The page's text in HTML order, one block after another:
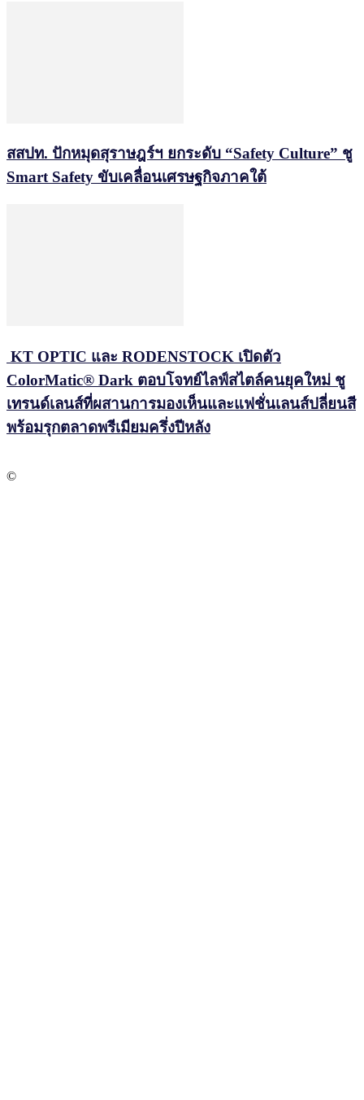
สสปท. ปักหมุดสุราษฎร์ฯ ยกระดับ “Safety Culture” ชู
Smart Safety ขับเคลื่อนเศรษฐกิจภาคใต้
KT OPTIC และ RODENSTOCK เปิดตัว
ColorMatic® Dark ตอบโจทย์ไลฟ์สไตล์คนยุคใหม่ ชู
เทรนด์เลนส์ที่ผสานการมองเห็นและแฟชั่นเลนส์ปลี่ยนสี
พร้อมรุกตลาดพรีเมียมครึ่งปีหลัง
©